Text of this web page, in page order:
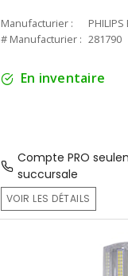
Manufacturier :
PHILIPS
# Manufacturier : 281790
En inventaire
Compte PRO
succursale
VOIR LES DÉTAILS